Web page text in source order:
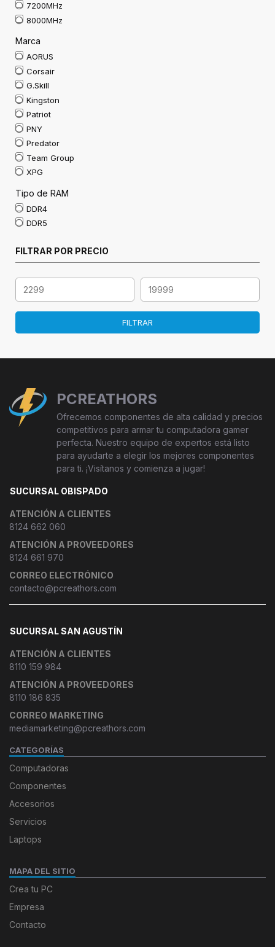
7200MHz
8000MHz
Marca
AORUS
Corsair
G.Skill
Kingston
Patriot
PNY
Predator
Team Group
XPG
Tipo de RAM
DDR4
DDR5
FILTRAR POR PRECIO
FILTRAR
PCREATHORS
Ofrecemos componentes de alta calidad y precios
competitivos para armar tu computadora gamer
perfecta. Nuestro equipo de expertos está listo
para ayudarte a elegir los mejores componentes
para ti. ¡Visítanos y comienza a jugar!
SUCURSAL OBISPADO
ATENCIÓN A CLIENTES
8124 662 060
ATENCIÓN A PROVEEDORES
8124 661 970
CORREO ELECTRÓNICO
contacto@pcreathors.com
SUCURSAL SAN AGUSTÍN
ATENCIÓN A CLIENTES
8110 159 984
ATENCIÓN A PROVEEDORES
8110 186 835
CORREO MARKETING
mediamarketing@pcreathors.com
CATEGORÍAS
Computadoras
Componentes
Accesorios
Servicios
Laptops
MAPA DEL SITIO
Crea tu PC
Empresa
Contacto